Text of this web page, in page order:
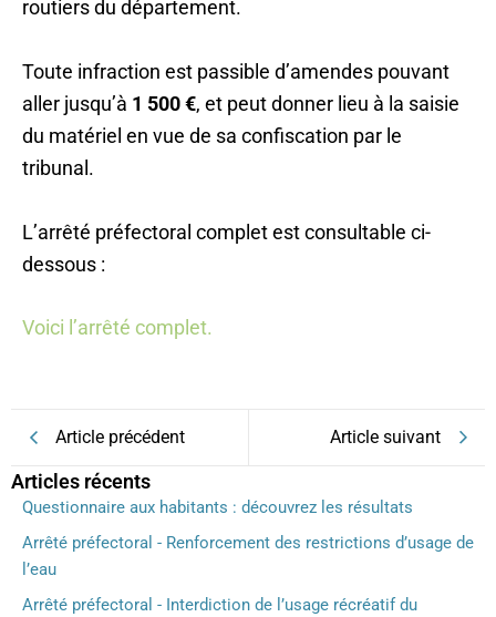
routiers du département.
Toute infraction est passible d’amendes pouvant
aller jusqu’à 1 500 €, et peut donner lieu à la saisie
du matériel en vue de sa confiscation par le
tribunal.
L’arrêté préfectoral complet est consultable ci-
dessous :
Voici l’arrêté complet.
Article précédent Article suivant
Articles récents
Questionnaire aux habitants : découvrez les résultats
Arrêté préfectoral - Renforcement des restrictions d’usage de
l’eau
Arrêté préfectoral - Interdiction de l’usage récréatif du